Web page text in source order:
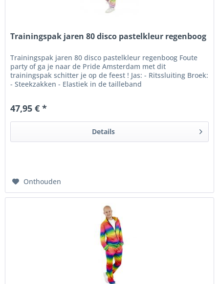
Trainingspak jaren 80 disco pastelkleur regenboog
Trainingspak jaren 80 disco pastelkleur regenboog Foute
party of ga je naar de Pride Amsterdam met dit
trainingspak schitter je op de feest ! Jas: - Ritssluiting Broek:
- Steekzakken - Elastiek in de tailleband
47,95 € *
Details
Onthouden